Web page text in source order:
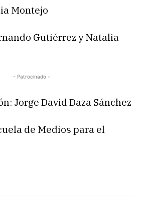
Montejo
Gutiérrez y Natalia
- Patrocinado -
Jorge David Daza Sánchez
de Medios para el